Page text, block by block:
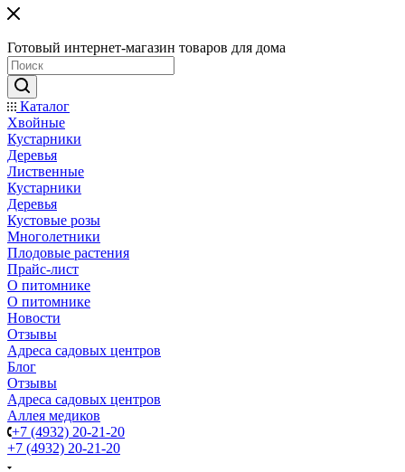
Готовый интернет-магазин товаров для дома
Каталог
Хвойные
Кустарники
Деревья
Лиственные
Кустарники
Деревья
Кустовые розы
Многолетники
Плодовые растения
Прайс-лист
О питомнике
О питомнике
Новости
Отзывы
Адреса садовых центров
Блог
Отзывы
Адреса садовых центров
Аллея медиков
+7 (4932) 20-21-20
+7 (4932) 20-21-20